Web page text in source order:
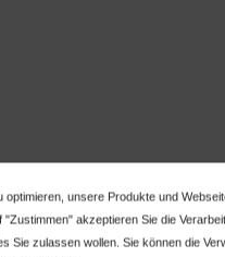
unsere Produkte und
akzeptieren Sie die
Sie zulassen wollen. Sie können die